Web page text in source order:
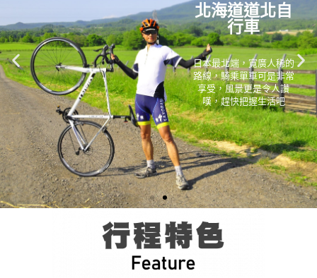
北海道道北自
行車
日本最北端，寬廣人稀的
路線，騎乘單車可是非常
享受，風景更是令人讚
嘆，趕快把握生活吧